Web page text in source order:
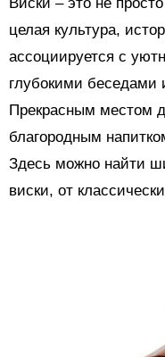
целая культура,
ассоциируется с
глубокими
Прекрасным местом
благородным
Здесь можно найти
виски, от